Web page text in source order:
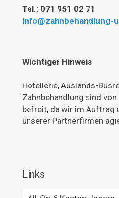
Tel.: 071 951 02 71
info@zahnbehandlung-
Wichtiger Hinweis
Hotellerie, Auslands-
Zahnbehandlung sind
befreit, da wir im Auftrag
unserer Partnerfirmen
Links